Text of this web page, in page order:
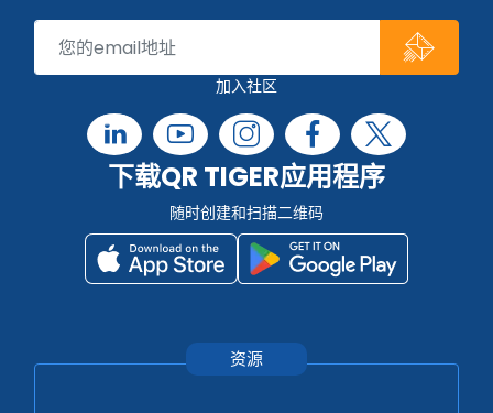
加入社区
下载QR TIGER应用程序
随时创建和扫描二维码
资源